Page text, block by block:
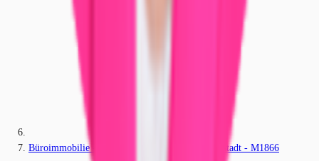
Büroimmobilie - Nürnberg, Nordöstliche Außenstadt - M1866